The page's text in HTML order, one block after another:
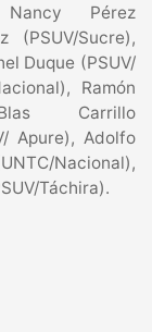
Nancy Pérez
(PSUV/Sucre),
Duque (PSUV/
Ramón
Carrillo
Apure), Adolfo
Nacional),
Táchira).